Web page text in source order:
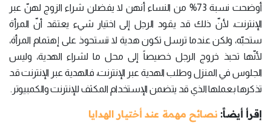
أوضحت نسبة 73% من النساء أنهن لا يفضلن شراء الزوج لهنّ عبر
الإنترنت، لأنّ ذلك قد يقود الرجل إلى اختيار شيء يعتقد أنّ المرأة
ستحبّه، ولكن عندما ترسل تكون هدية لا تستحوذ على إهتمام المرأة،
لأنّها تحبذ خروج الرجل خصيصاً إلى محل ما لشراء الهدية، وليس
الجلوس في المنزل وطلب الهدية عبر الإنترنت، فالهدية عبر الإنترنت قد
تذكرها بعملها الذي قد يتضمن الإستخدام المكثف للإنترنت والكمبيوتر.
إقرأ أيضاً: نصائح مهمة عند أختيار الهدايا